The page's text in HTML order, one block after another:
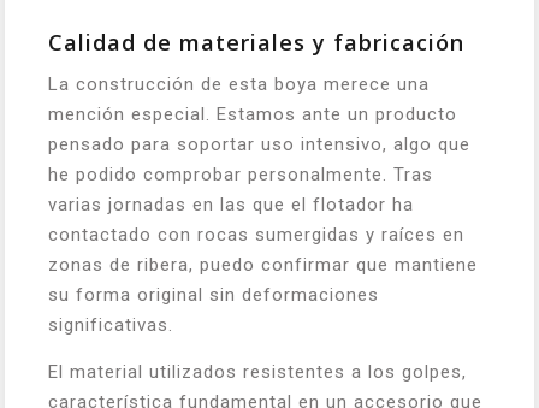
Calidad de materiales y fabricación
La construcción de esta boya merece una
mención especial. Estamos ante un producto
pensado para soportar uso intensivo, algo que
he podido comprobar personalmente. Tras
varias jornadas en las que el flotador ha
contactado con rocas sumergidas y raíces en
zonas de ribera, puedo confirmar que mantiene
su forma original sin deformaciones
significativas.
El material utilizados resistentes a los golpes,
característica fundamental en un accesorio que